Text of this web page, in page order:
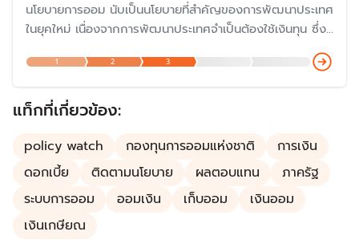
นโยบายการออม นับเป็นนโยบายที่สำคัญของการพัฒนาประเทศ
ในยุคใหม่ เนื่องจากการพัฒนาประเทศจำเป็นต้องใช้เงินทุน ซึ่งที่
ผ่านมาในอดีต ประเทศไทยมีปัญหาเรื่องเงินทุนจึงต้องกู้เงินจาก
ต่างประเทศ ดังนั้นเพื่อลดการพึ่งพาเงินทุน รัฐบาลจึงมีนโยบาย
ส่งเสริมการออม อย่างไรก็ตาม จากสังคมสูงวัย เป้าหมายของ
การออมเปลี่ยนไปเพื่อวัยเกษียณ
1 2 3
แท็กที่เกี่ยวข้อง:
policy watch กองทุนการออมแห่งชาติ
การเงิน
ดอกเบี้ย
ติดตามนโยบาย ผลตอบแทน
ภาครัฐ
ระบบการออม
ออมเงิน เก็บออม
เงินออม
เงินเกษียณ